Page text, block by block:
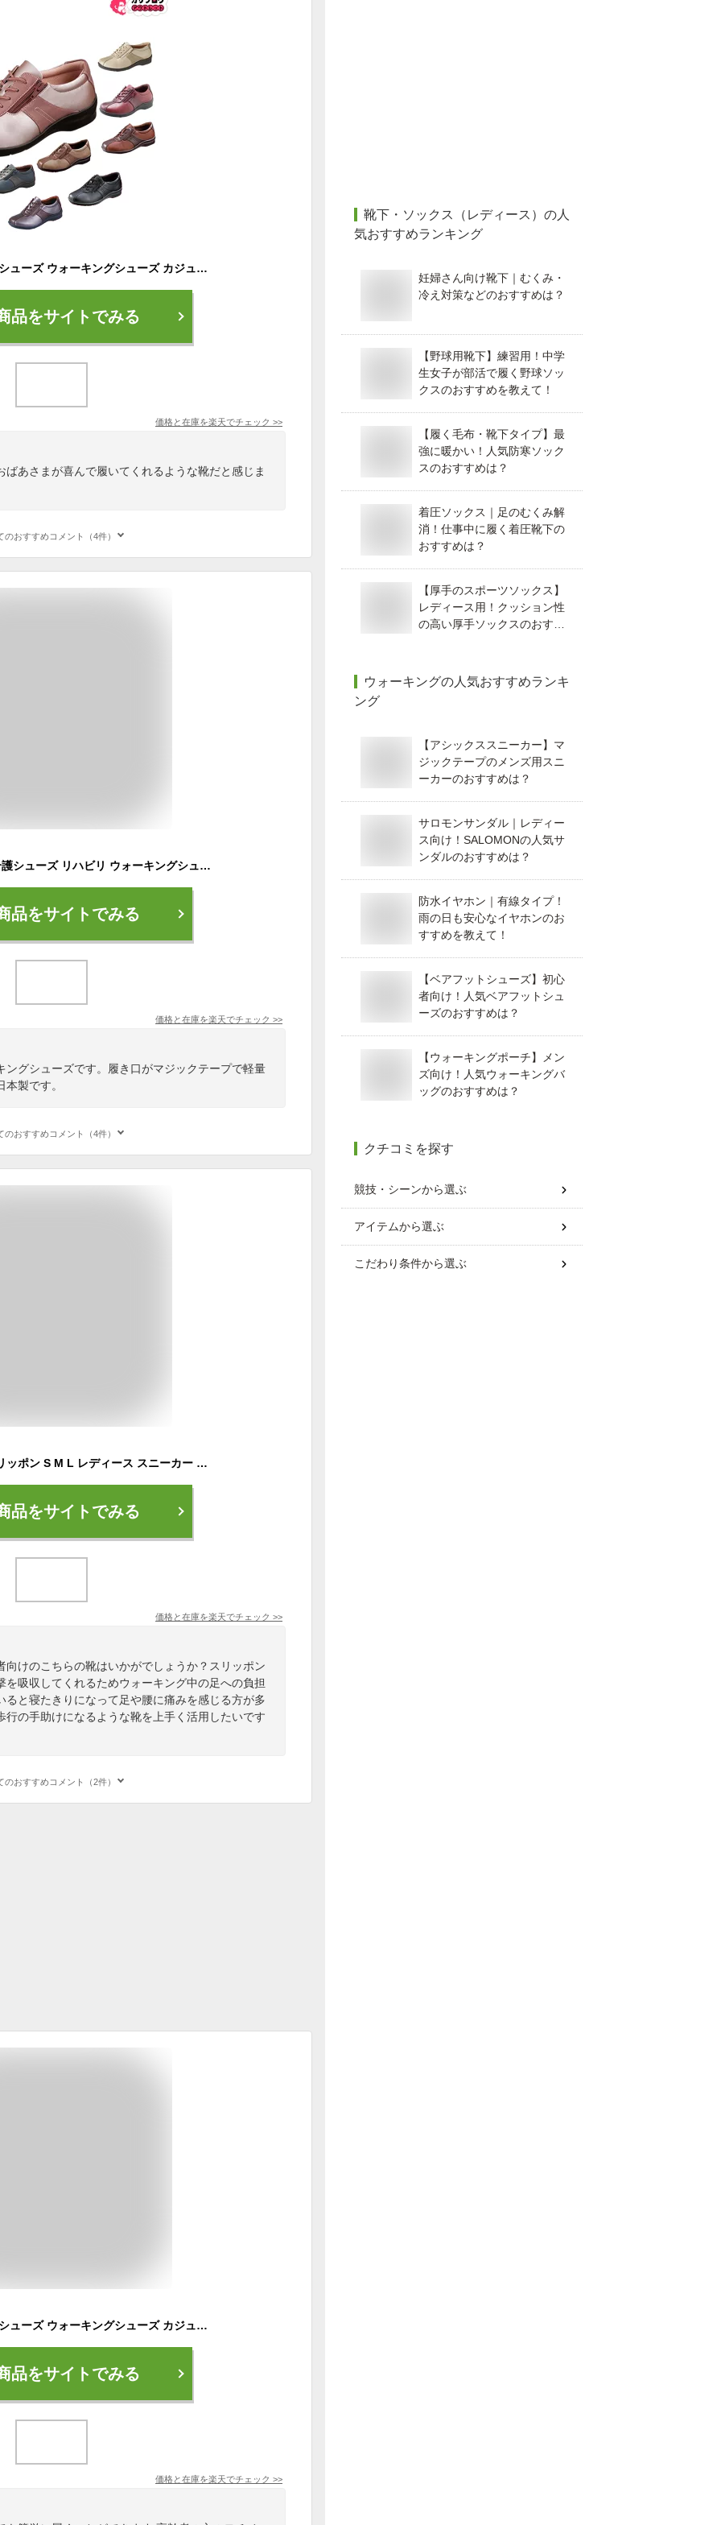
シニア 高齢者用 介護シューズ ウォーキングシューズ カジュアル リハビリ 婦人 靴 ムーンスター イブ レディース EVE 195 moonstar eve おしゃれ コンフォート おすすめ 敬老の日
品をサイトでみる
価格と在庫を楽天でチェック >>
あさまが喜んで履いてくれるような靴だと感じま
のおすすめコメント（4件）
シニア 高齢者用 靴 介護シューズ リハビリ ウォーキングシューズ スニーカー ユニセックス ムーンスター moonstar ジャガー03 紳士 メンズ 婦人 レディース スポーツ用 2E マジックテープ 軽量 日本製 jaguar03 おすすめ母の日プレゼント 父の日プレゼント 敬老の日
品をサイトでみる
価格と在庫を楽天でチェック >>
ングシューズです。履き口がマジックテープで軽量
製です。
のおすすめコメント（4件）
ガイドウォーカー スリッポン S M L レディース スニーカー シューズ 衝撃吸収 インソール コンフォートシューズ 歩きやすい 転びにくい 転倒防止 靴 軽い くつ 軽量 クツ 足 膝 腰 楽 運動靴 運動 歩行 補助 高齢者 お年寄り 老人 つまづき 防止
品をサイトでみる
価格と在庫を楽天でチェック >>
向けのこちらの靴はいかがでしょうか？スリッポン
吸収してくれるためウォーキング中の足への負担
ると寝たきりになって足や腰に痛みを感じる方が多
行の手助けになるような靴を上手く活用したいです
のおすすめコメント（2件）
シニア 高齢者用 介護シューズ ウォーキングシューズ カジュアル リハビリ 婦人 靴 ウインブルドン L032 アサヒ ASAHI おすすめ 敬老の日
品をサイトでみる
価格と在庫を楽天でチェック >>
靴下・ソックス（レディース） の人
気おすすめランキング
妊婦さん向け靴下｜むくみ・
冷え対策などのおすすめは？
【野球用靴下】練習用！中学
生女子が部活で履く野球ソッ
クスのおすすめを教えて！
【履く毛布・靴下タイプ】最
強に暖かい！人気防寒ソック
スのおすすめは？
着圧ソックス｜足のむくみ解
消！仕事中に履く着圧靴下の
おすすめは？
【厚手のスポーツソックス】
レディース用！クッション性
の高い厚手ソックスのおすす
ウォーキングの人気おすすめランキ
ング
【アシックススニーカー】マ
ジックテープのメンズ用スニ
ーカーのおすすめは？
サロモンサンダル｜レディー
ス向け！SALOMONの人気サ
ンダルのおすすめは？
防水イヤホン｜有線タイプ！
雨の日も安心なイヤホンのお
すすめを教えて！
【ベアフットシューズ】初心
者向け！人気ベアフットシュ
ーズのおすすめは？
【ウォーキングポーチ】メン
ズ向け！人気ウォーキングバ
ッグのおすすめは？
クチコミを探す
競技・シーンから選ぶ
アイテムから選ぶ
こだわり条件から選ぶ